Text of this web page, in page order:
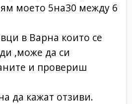
моето 5на30 между 6
в Варна които се
,може да си
и провериш
да кажат отзиви.